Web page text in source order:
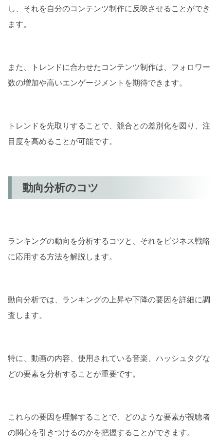
し、それを自分のコンテンツ制作に反映させることができ
ます。
また、トレンドに合わせたコンテンツ制作は、フォロワー
数の増加や高いエンゲージメントを期待できます。
トレンドを先取りすることで、競合との差別化を図り、注
目度を高めることが可能です。
動向分析のコツ
ランキングの動向を分析するコツと、それをビジネス戦略
に応用する方法を解説します。
動向分析では、ランキングの上昇や下降の要因を詳細に調
査します。
特に、動画の内容、使用されている音楽、ハッシュタグな
どの要素を分析することが重要です。
これらの要因を理解することで、どのような要素が視聴者
の関心を引きつけるのかを把握することができます。